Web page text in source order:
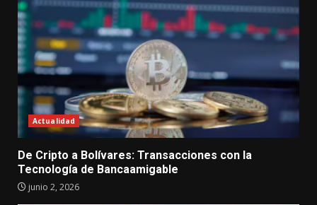
Actualidad
De Cripto a Bolívares: Transacciones con la
Tecnología de Bancaamigable
junio 2, 2026